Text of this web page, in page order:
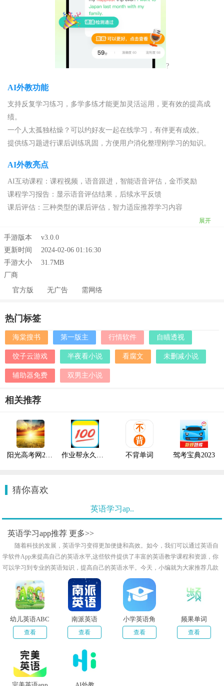
?
AI外教功能
支持反复学习练习，多学多练才能更加灵活运用，更有效的提高成
绩。
一个人太孤独枯燥？可以约好友一起在线学习，有伴更有成效。
提供练习题进行课后训练巩固，方便用户消化整理刚学习的知识。
AI外教亮点
AI互动课程：课程视频，语音跟进，智能语音评估，金币奖励
课程学习报告：显示语音评估结果，后续水平反馈
课后评估：三种类型的课后评估，智力适应推荐学习内容
展开
手游版本
v3.0.0
更新时间
2024-02-06 01:16:30
手游大小
31.7MB
厂商
官方版
无广告 需网络
热门标签
海棠搜书 第一版主 行情软件 自瞄透视
饺子云游戏 半夜看小说 看腐文 未删减小说
辅助器免费 双男主小说
相关推荐
阳光高考网2024最新版本 作业帮永久VIP2023最新版 不背单词 驾考宝典2023
猜你喜欢
英语学习ap..
英语学习app推荐 更多>>
随着科技的发展，英语学习变得更加便捷和高效。如今，我们可以通过英语自
学软件App来提高自己的英语水平,这些软件提供了丰富的英语教学课程和资源，你
可以学习到专业的英语知识，提高自己的英语水平。今天，小编就为大家推荐几款
实用的英语自学软件App，帮助大家更轻松地自学英语。
幼儿英语ABC
查看
南派英语
查看
小学英语角
查看
频果单词
查看